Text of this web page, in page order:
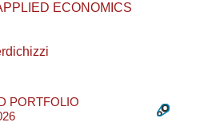
ECONOMICS
PORTFOLIO